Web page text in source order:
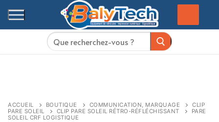
au
contenu
Rechercher
ACCUEIL BOUTIQUE COMMUNICATION, MARQUAGE
CLIP
PARE SOLEIL
CLIP PARE SOLEIL RÉTRO-RÉFLÉCHISSANT
PARE
SOLEIL CRF LOGISTIQUE